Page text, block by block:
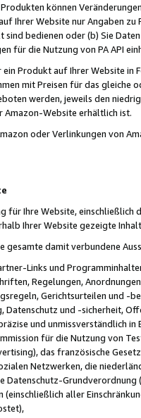
können
Ihrer Website nur Angaben
bedienen oder (b) Sie
für die Nutzung von PA API
Produkt auf Ihrer Website
mit Preisen für das
werden, jeweils den
Amazon-Website erhältlich ist.
oder Verlinkungen von
für Ihre Website,
Ihrer Website gezeigte
gesamte damit verbundene
Links und
Regelungen,
Gerichtsurteilen und -
und -sicherheit,
und unmissverständlich
für die Nutzung von
das französische
Netzwerken, die
Datenschutz-
(einschließlich aller